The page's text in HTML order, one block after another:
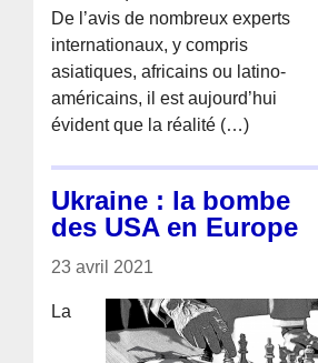
De l’avis de nombreux experts
internationaux, y compris
asiatiques, africains ou latino-
américains, il est aujourd’hui
évident que la réalité (…)
Ukraine : la bombe
des USA en Europe
23 avril 2021
La